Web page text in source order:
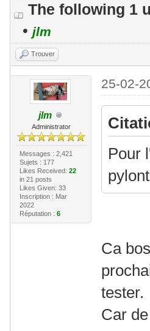
The following 1
• jlm
Trouver
jlm
Administrator
Messages : 2,421
Sujets : 177
Likes Received: 22
in 21 posts
Likes Given: 33
Inscription : Mar
2022
Réputation : 6
25-02-
Pour
Ca
tester.
Car